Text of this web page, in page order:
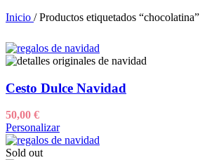
Inicio / Productos etiquetados “chocolatina”
Cesto Dulce Navidad
50,00 €
Personalizar
Sold out